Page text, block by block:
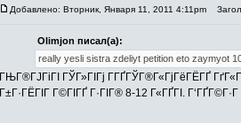
Добавлено: Вторник, Января 11, 2011 4:11pm
Olimjon писал(а):
really yesli sistra zdeliyt petition eto zaymyot
ГЊГ®ГЈГіГІ ГЎГ»ГІГј Г­ГҐГЎГ®Г«ГјГёГЁГҐ
Г±Г·ГЁГІГ Г©ГІГҐ Г·ГІГ® 8-12 Г«ГҐГІ.